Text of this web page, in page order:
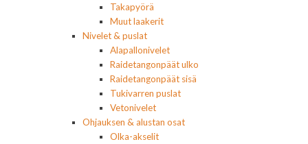
Takapyörä
Muut laakerit
Nivelet & puslat
Alapallonivelet
Raidetangonpäät ulko
Raidetangonpäät sisä
Tukivarren puslat
Vetonivelet
Ohjauksen & alustan osat
Olka-akselit